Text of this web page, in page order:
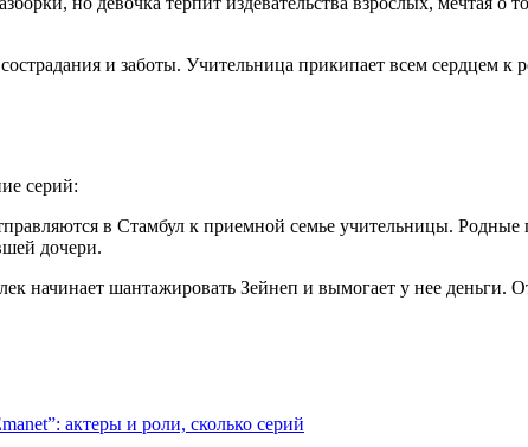
и заботы. Учительница прикипает всем сердцем
серий:
в Стамбул к приемной семье учительницы.
дочери.
начинает шантажировать Зейнеп и вымогает у нее деньги.
актеры и роли, сколько серий